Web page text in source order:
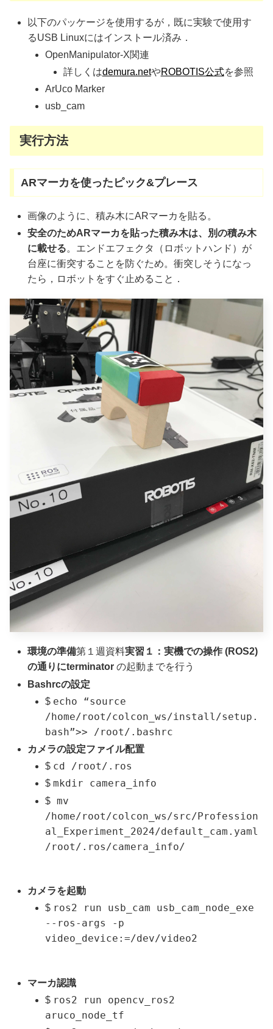
以下のパッケージを使用するが，既に実験で使用す
るUSB Linuxにはインストール済み．
OpenManipulator-X関連
詳しくはdemura.netやROBOTIS公式を参照
ArUco Marker
usb_cam
実行方法
ARマーカを使ったピック&プレース
画像のように、積み木にARマーカを貼る。
安全のためARマーカを貼った積み木は、別の積み木
に載せる。エンドエフェクタ（ロボットハンド）が
台座に衝突することを防ぐため。衝突しそうになっ
たら，ロボットをすぐ止めること．
環境の準備第１週資料実習１：実機での操作 (ROS2)
の通りにterminator の起動までを行う
Bashrcの設定
$ echo “source
/home/root/colcon_ws/install/setup.
bash”>> /root/.bashrc
カメラの設定ファイル配置
$ cd /root/.ros
$mkdir camera_info
$ mv
/home/root/colcon_ws/src/Profession
al_Experiment_2024/default_cam.yaml
/root/.ros/camera_info/
カメラを起動
$ ros2 run usb_cam usb_cam_node_exe
--ros-args -p
video_device:=/dev/video2
マーカ認識
$ ros2 run opencv_ros2
aruco_node_tf